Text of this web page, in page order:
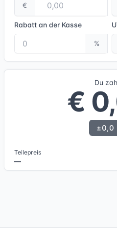
€
Rabatt an der Kasse
%
Du
€
±0,0
Teilepreis
—